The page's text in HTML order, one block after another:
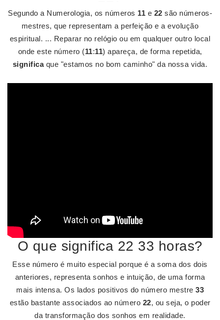
Segundo a Numerologia, os números 11 e 22 são números-
mestres, que representam a perfeição e a evolução
espiritual. ... Reparar no relógio ou em qualquer outro local
onde este número (11:11) apareça, de forma repetida,
significaque "estamos no bom caminho" da nossa vida.
O que significa 22 33 horas?
Esse número é muito especial porque é a soma dos dois
anteriores, representa sonhos e intuição, de uma forma
mais intensa. Os lados positivos do número mestre 33
estão bastante associados ao número 22, ou seja, o poder
da transformação dos sonhos em realidade.